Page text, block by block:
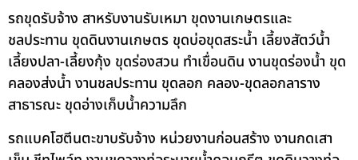
รถขุดรับจ้าง สาหรับงานรับเหมา ขุดงานเกษตรและ
ชลประทาน ขุดดินงานเกษตร ขุดบ่อขุดสระน้ำ เลี้ยงสัตว์น้ำ
เลี้ยงปลา-เลี้ยงกุ้ง ขุดร่องสวน ทำเขื่อนดิน งานขุดร่องน้ำ ขุด
คลองส่งน้ำ งานชลประทาน ขุดลอก คลอง-ขุดลอกลาราง
สาธารณะ ขุดอ่างเก็บน้ำความลึก
รถแบคโฮตีนตะขาบรับจ้าง หน่วยงานก่อนสร้าง งานกดเสา